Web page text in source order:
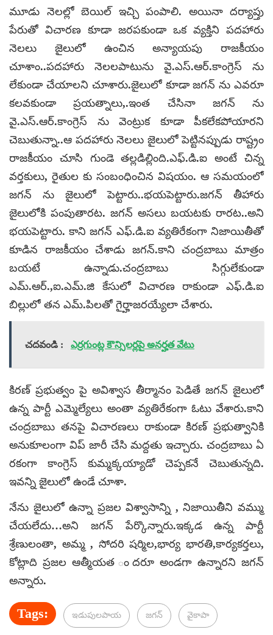
మూడు నెలల్లో బెయిల్ ఇచ్చి పంపాలి. అయినా దర్యాప్తు
పేరుతో విచారణ కూడా జరపకుండా ఒక వ్యక్తిని పదహారు
నెలలు జైలులో ఉంచిన అన్యాయపు రాజకీయం
చూశాం..పదహారు నెలలపాటును వై.ఎస్.ఆర్.కాంగ్రెస్ ను
లేకుండా చేయాలని చూశారు.జైలులో కూడా జగన్ ను ఎవరూ
కలవకుండా ప్రయత్నాలు,.ఇంత చేసినా జగన్ ను
వై.ఎస్.ఆర్.కాంగ్రెస్ ను వెంట్రుక కూడా పీకలేకపోయారని
చెబుతున్నా..ఆ పదహారు నెలలు జైలులో పెట్టినప్పుడు రాష్ట్రం
రాజకీయం చూసి గుండె తల్లడిల్లింది.ఎఫ్.డి.ఐ అంటే చిన్న
వర్తకులు, రైతుల కు సంబంధించిన విషయం. ఆ సమయంలో
జగన్ ను జైలులో పెట్టారు..భయపెట్టారు.జగన్ తీహారు
జైలులోకి పంపుతారట. జగన్ అసలు బయటకు రారట..అని
భయపెట్టారు. కాని జగన్ ఎఫ్.డి.ఐ వ్యతిరేకంగా నిజాయితీతో
కూడిన రాజకీయం చేశాడు జగన్.కాని చంద్రబాబు మాత్రం
బయటే ఉన్నాడు.చంద్రబాబు సిగ్గులేకుండా
ఎమ్.ఆర్.,ఐ.ఎమ్.జి కేసులో విచారణ రాకుండా ఎఫ్.డి.ఐ
బిల్లులో తన ఎమ్.పిలతో గైర్హాజరయ్యేలా చేశారు.
చదవండి : ఎర్రగుంట్ల కౌన్సిలర్లపై అనర్హత వేటు
కిరణ్ ప్రభుత్వం పై అవిశ్వాస తీర్మానం పెడితే జగన్ జైలులో
ఉన్న పార్టీ ఎమ్మెల్యేలు అంతా వ్యతిరేకంగా ఓటు వేశారు.కాని
చంద్రబాబు తనపై విచారణలు రాకుండా కిరణ్ ప్రభుత్వానికి
అనుకూలంగా విప్ జారీ చేసి మద్దతు ఇచ్చారు. చంద్రబాబు ఏ
రకంగా కాంగ్రెస్ కుమ్మక్కయ్యాడో చెప్పకనే చెబుతున్నది.
ఇవన్ని జైలులో ఉండే చూశా.
నేను జైలులో ఉన్నా ప్రజల విశ్వాసాన్ని , నిజాయితీని వమ్ము
చేయలేదు…అని జగన్ పేర్కొన్నారు.ఇక్కడ ఉన్న పార్టీ
శ్రేణులంతా, అమ్మ , సోదరి షర్మిల,భార్య భారతి,కార్యకర్తలు,
కోట్లాది ప్రజల ఆత్మీయత ందరూ అండగా ఉన్నారని జగన్
అన్నారు.
Tags: ఇడుపులపాయ జగన్ వైకాపా